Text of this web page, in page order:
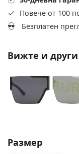
Persol
Prada
Повече от 100
Безплатен
Вижте и
Изберете
Размер